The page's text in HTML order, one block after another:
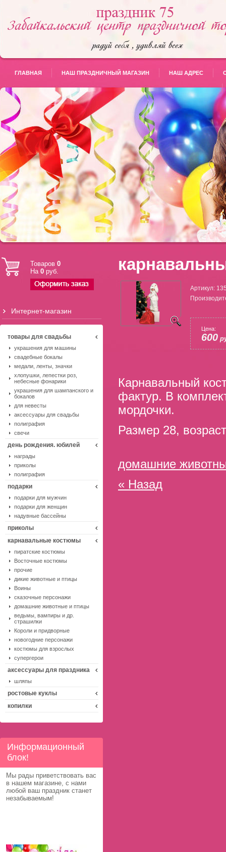
ГЛАВНАЯ НАШ ПРАЗДНИЧНЫЙ МАГАЗИН НАШ АДРЕС
Артикул:
Цена:
600
Карнавальный
фактур. В
мордочки.
Размер 28,
домашние
« Назад
Товаров 0
На 0 руб.
Интернет-магазин
товары для свадьбы
украшения для машины
свадебные бокалы
медали, ленты, значки
хлопушки, лепестки роз,
небесные фонарики
украшения для шампанского и
бокалов
для невесты
аксессуары для свадьбы
полиграфия
свечи
день рождения. юбилей
награды
приколы
полиграфия
подарки
подарки для мужчин
подарки для женщин
надувные бассейны
приколы
карнавальные костюмы
пиратские костюмы
Восточные костюмы
прочие
дикие животные и птицы
Воины
сказочные персонажи
домашние животные и птицы
ведьмы, вампиры и др.
страшилки
Короли и придворные
новогодние персонажи
костюмы для взрослых
супергерои
аксессуары для праздника
шляпы
ростовые куклы
копилки
Информационный
блок!
Мы рады приветствовать вас
в нашем магазине, с нами
любой ваш праздник станет
незабываемым!